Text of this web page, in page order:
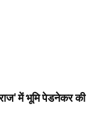
में भूमि पेडनेकर की